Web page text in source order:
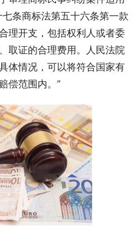
条商标法第五十六条第一款
理开支，包括权利人或者委
取证的合理费用。人民法院
体情况，可以将符合国家有
偿范围内。”